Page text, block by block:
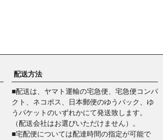
配送方法
■配送は、ヤマト運輸の宅急便、宅急便コンパ
クト、ネコポス、日本郵便のゆうパック、ゆ
うパケットのいずれかにて発送致します。
（配送会社はお選びいただけません）。
■宅配便については配達時間の指定が可能で